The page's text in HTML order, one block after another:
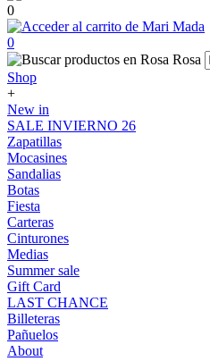
0
0
Shop
+
New in
SALE INVIERNO 26
Zapatillas
Mocasines
Sandalias
Botas
Fiesta
Carteras
Cinturones
Medias
Summer sale
Gift Card
LAST CHANCE
Billeteras
Pañuelos
About